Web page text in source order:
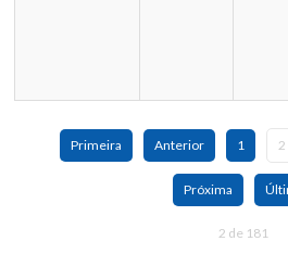
Primeira Anterior 1 2
Próxima
2 de 181